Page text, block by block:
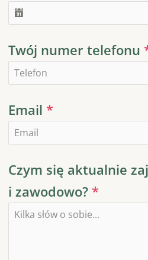
Twój numer telefonu
Email *
Czym się aktualnie
i zawodowo? *